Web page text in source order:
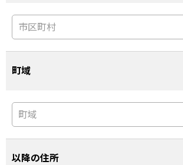
町域
以降の住所